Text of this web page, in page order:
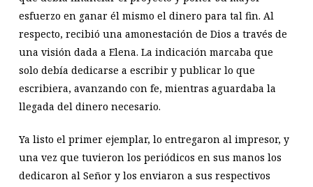
esfuerzo en ganar él mismo el dinero para tal fin. Al
respecto, recibió una amonestación de Dios a través de
una visión dada a Elena. La indicación marcaba que
solo debía dedicarse a escribir y publicar lo que
escribiera, avanzando con fe, mientras aguardaba la
llegada del dinero necesario.
Ya listo el primer ejemplar, lo entregaron al impresor, y
una vez que tuvieron los periódicos en sus manos los
dedicaron al Señor y los enviaron a sus respectivos